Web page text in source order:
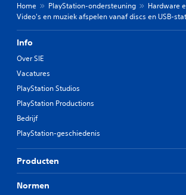
Home PlayStation-ondersteuning
Hardware
Video's en muziek afspelen vanaf discs en USB-
Info
Over SIE
Vacatures
PlayStation Studios
PlayStation Productions
Bedrijf
PlayStation-geschiedenis
Producten
Normen